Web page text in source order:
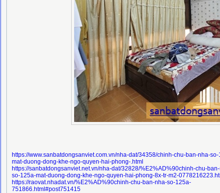
https://www.sanbatdongsanviet.com.vn/nha-dat/34358/chinh-chu-ban-nha-
mat-duong-dong-khe-ngo-quyen-hai-phong-.html
https://sanbatdongsanviet.net.vn/nha-dat/32828/%E2%AD%90chinh-chu-
so-125a-mat-duong-dong-khe-ngo-quyen-hai-phong-8x-tr-m2-
https://raovat.nhadat.vn/%E2%AD%90chinh-chu-ban-nha-so-125a-
751866.html#post751415